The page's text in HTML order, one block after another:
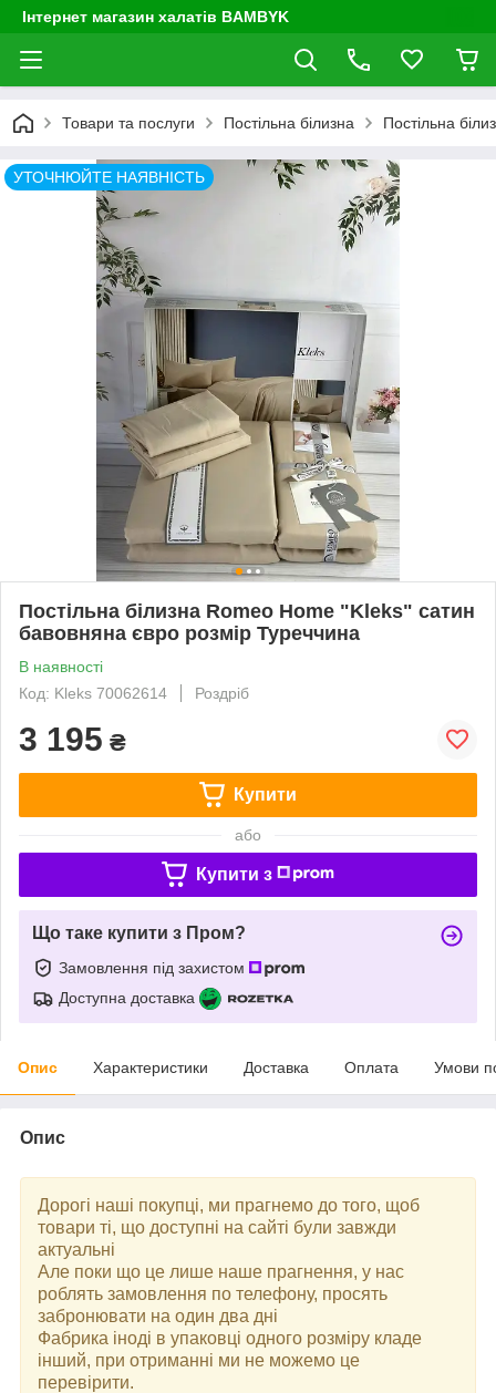
Інтернет магазин халатів BAMBYK
Товари та послуги Постільна білизна Постільна
УТОЧНЮЙТЕ НАЯВНІСТЬ
Постільна білизна Romeo Home "Kleks" сатин
бавовняна євро розмір Туреччина
В наявності
Код: Kleks 70062614
Роздріб
3 195 ₴
Купити
або
Купити з
Що таке купити з Пром?
Замовлення під захистом
Доступна доставка
Опис Характеристики Доставка Оплата Умови
Опис
Дорогі наші покупці, ми прагнемо до того, щоб
товари ті, що доступні на сайті були завжди
актуальні
Але поки що це лише наше прагнення, у нас
роблять замовлення по телефону, просять
забронювати на один два дні
Фабрика іноді в упаковці одного розміру кладе
інший, при отриманні ми не можемо це
перевірити.